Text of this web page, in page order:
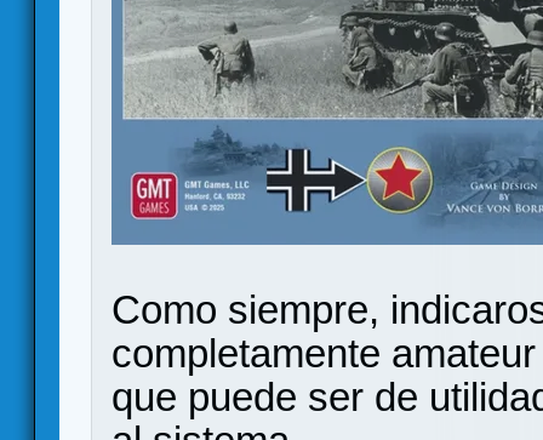
Como siempre,
completamente
que puede ser de